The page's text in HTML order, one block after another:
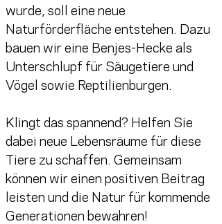
wurde, soll eine neue
Naturförderfläche entstehen. Dazu
bauen wir eine Benjes-Hecke als
Unterschlupf für Säugetiere und
Vögel sowie Reptilienburgen.
Klingt das spannend? Helfen Sie
dabei neue Lebensräume für diese
Tiere zu schaffen. Gemeinsam
können wir einen positiven Beitrag
leisten und die Natur für kommende
Generationen bewahren!